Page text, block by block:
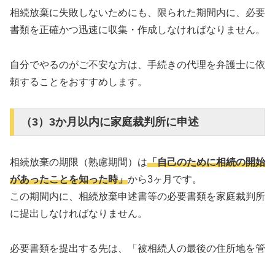
相続放棄に失敗しないためにも、限られた期間内に、必要
書類を正確かつ迅速に収集・作成しなければなりません。
自分でやるのがご不安な方は、手続きの代理を弁護士に依
頼することをおすすめします。
（3）3か月以内に家庭裁判所に申述
相続放棄の期限（熟慮期間）は「自己のために相続の開始
があったことを知った時」から3ヶ月です。
この期間内に、相続放棄申述書等の必要書類を家庭裁判所
に提出しなければなりません。
必要書類を提出する先は、「被相続人の最後の住所地を管